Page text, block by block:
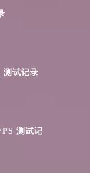
试记录
测试记